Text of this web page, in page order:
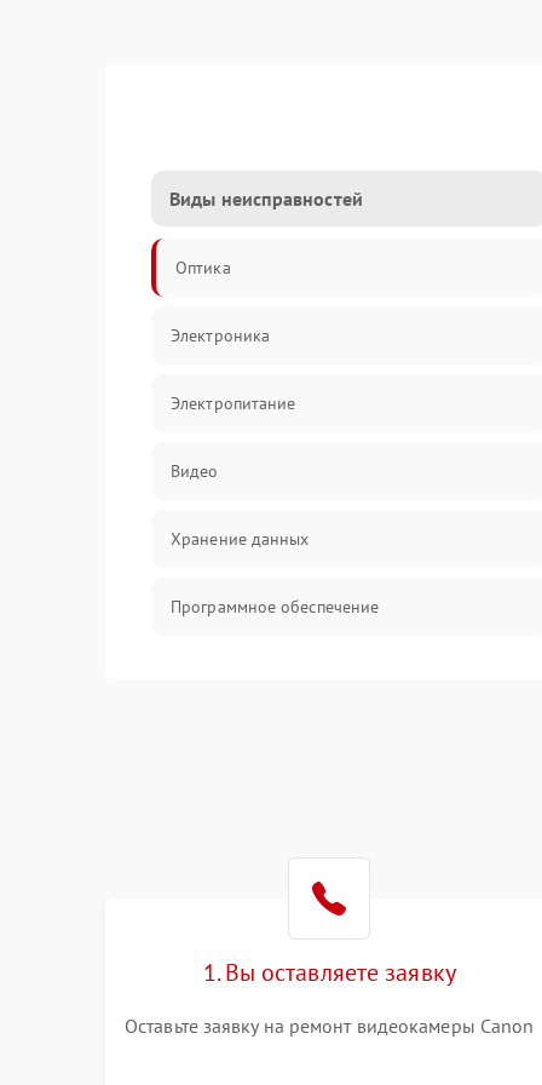
Виды неисправностей
Оптика
Электроника
Электропитание
Видео
Хранение данных
Программное обеспечение
1. Вы оставляете заявку
Оставьте заявку на ремонт видеокамеры Canon